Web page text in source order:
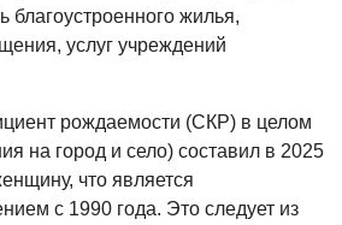
благоустроенного жилья,
услуг учреждений
рождаемости (СКР) в целом
на город и село) составил в 2025
что является
с 1990 года. Это следует из